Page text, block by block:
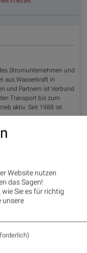
Stromunternehmen und
aus Wasserkraft in
und Partnern ist Verbund
Transport bis zum
aktiv. Seit 1988 ist
Exploration
mit Szew
zum Aufbau einer
Website nutzen
das Sagen!
Sie es für richtig
unsere